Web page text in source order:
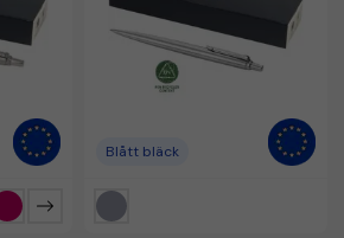
Blått bläck